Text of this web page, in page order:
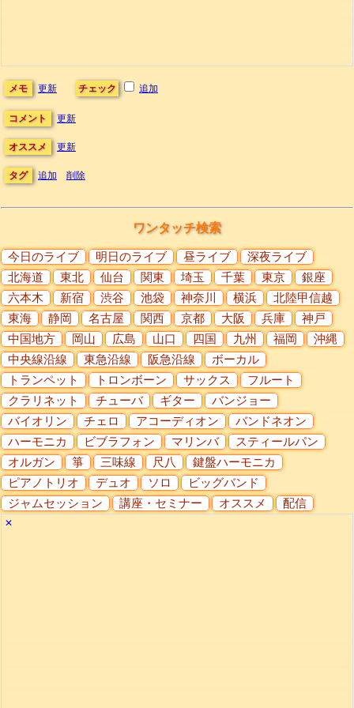
メモ 更新 チェック 追加
コメント 更新
オススメ 更新
タグ 追加 削除
ワンタッチ検索
今日のライブ 明日のライブ 昼ライブ
深夜ライブ
北海道
東北 仙台 関東 埼玉 千葉 東京
銀座
六本木
新宿 渋谷 池袋 神奈川 横浜
北陸甲信越
東海
静岡 名古屋 関西 京都 大阪 兵庫
神戸
中国地方
岡山 広島 山口 四国 九州 福岡
沖縄
中央線沿線
東急沿線 阪急沿線
ボーカル
トランペット
トロンボーン サックス
フルート
クラリネット
チューバ ギター
バンジョー
バイオリン
チェロ アコーディオン
バンドネオン
ハーモニカ
ビブラフォン マリンバ
スティールパン
オルガン
箏 三味線 尺八
鍵盤ハーモニカ
ピアノトリオ
デュオ ソロ
ビッグバンド
ジャムセッション
講座・セミナー オススメ 配信
✕